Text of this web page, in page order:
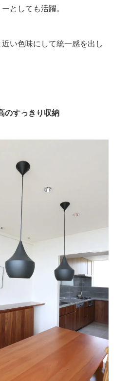
としても活躍。
い色味にして統一感を出し
すっきり収納